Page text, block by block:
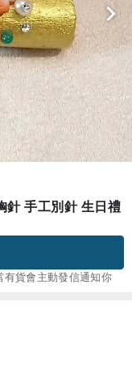
手工別針 生日禮
貨會主動發信通知你